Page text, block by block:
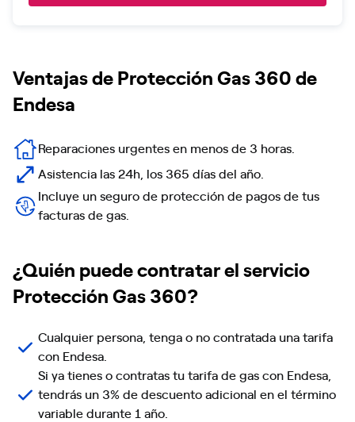
Ventajas de Protección Gas 360 de
Endesa
Reparaciones urgentes en menos de 3 horas.
Asistencia las 24h, los 365 días del año.
Incluye un seguro de protección de pagos de tus
facturas de gas.
¿Quién puede contratar el servicio
Protección Gas 360?
Cualquier persona, tenga o no contratada una tarifa
con Endesa.
Si ya tienes o contratas tu tarifa de gas con Endesa,
tendrás un 3% de descuento adicional en el término
variable durante 1 año.